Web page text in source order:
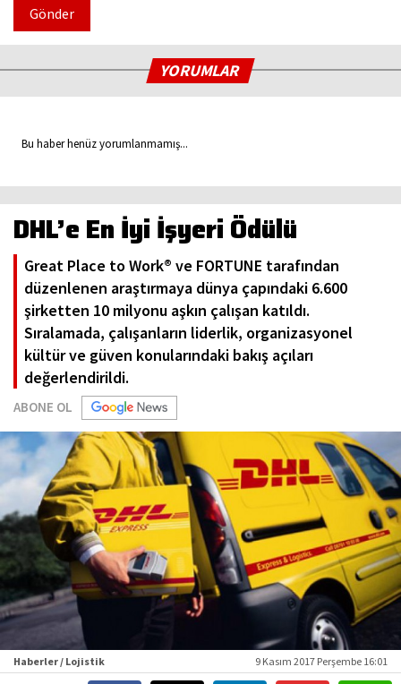
Gönder
YORUMLAR
Bu haber henüz yorumlanmamış...
DHL’e En İyi İşyeri Ödülü
Great Place to Work® ve FORTUNE tarafından
düzenlenen araştırmaya dünya çapındaki 6.600
şirketten 10 milyonu aşkın çalışan katıldı.
Sıralamada, çalışanların liderlik, organizasyonel
kültür ve güven konularındaki bakış açıları
değerlendirildi.
ABONE OL
Haberler / Lojistik 9 Kasım 2017 Perşembe 16:01